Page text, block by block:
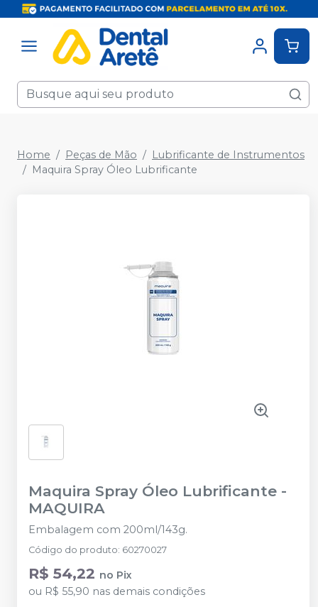
Home Peças de Mão
Lubrificante de Instrumentos
Maquira Spray Óleo Lubrificante
Maquira Spray Óleo Lubrificante -
MAQUIRA
Embalagem com 200ml/143g.
Código do produto: 60270027
R$ 54,22 no Pix
ou R$ 55,90 nas demais condições